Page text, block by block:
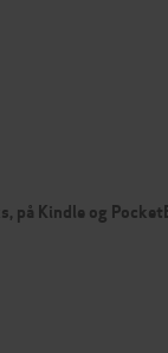
på Kindle og